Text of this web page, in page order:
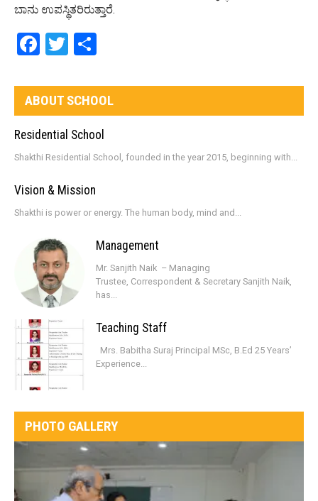
ಬಾನು ಉಪಸ್ಥಿತರಿರುತ್ತಾರೆ.
Facebook
Twitter
ABOUT SCHOOL
Residential School
Shakthi Residential School, founded in the year 2015, beginning with...
Vision & Mission
Shakthi is power or energy. The human body, mind and...
Management
Mr. Sanjith Naik – Managing
Trustee, Correspondent & Secretary Sanjith Naik,
has...
Teaching Staff
Mrs. Babitha Suraj Principal MSc, B.Ed 25 Years’
Experience...
PHOTO GALLERY